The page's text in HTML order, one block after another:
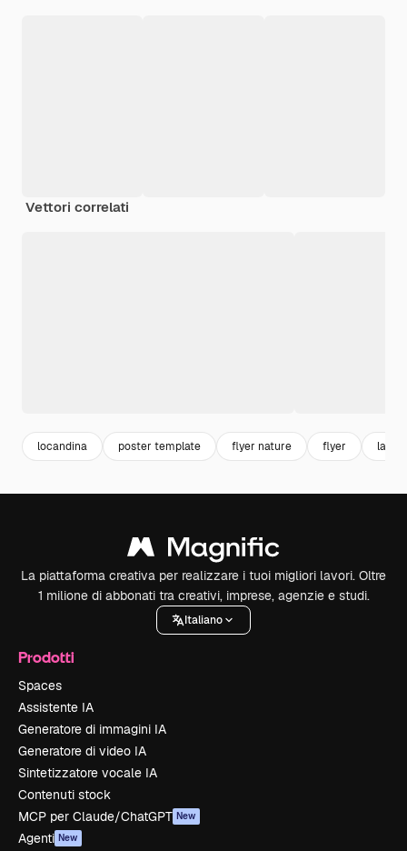
Vettori correlati
locandina poster template flyer nature flyer
La piattaforma creativa per realizzare i tuoi migliori lavori. Oltre
1 milione di abbonati tra creativi, imprese, agenzie e studi.
Italiano
Prodotti
Spaces
Assistente IA
Generatore di immagini IA
Generatore di video IA
Sintetizzatore vocale IA
Contenuti stock
MCP per Claude/ChatGPT New
Agenti New